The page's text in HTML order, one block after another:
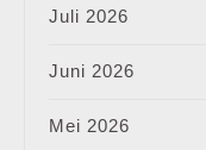
Juli 2026
Juni 2026
Mei 2026